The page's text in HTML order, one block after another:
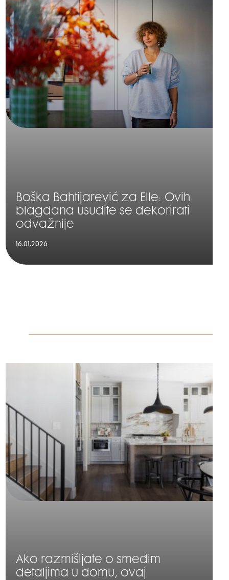
Boška Bahtijarević za Elle: Ovih
blagdana usudite se dekorirati
odvažnije
16.01.2026
Ako razmišljate o smeđim
detaljima u domu, ovaj
SMANJI